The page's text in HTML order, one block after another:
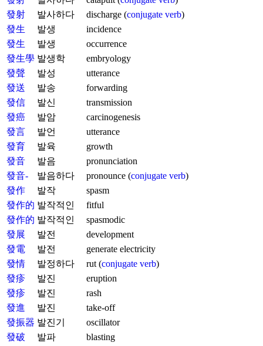
發射
발사하다 discharge (conjugate verb)
發生
발생
incidence
發生
발생
occurrence
發生學 발생학
embryology
發聲
발성
utterance
發送
발송
forwarding
發信
발신
transmission
發癌
발암
carcinogenesis
發言
발언
utterance
發育
발육
growth
發音
발음
pronunciation
發音-
발음하다 pronounce (conjugate verb)
發作
발작
spasm
發作的 발작적인
fitful
發作的 발작적인
spasmodic
發展
발전
development
發電
발전
generate electricity
發情
발정하다 rut (conjugate verb)
發疹
발진
eruption
發疹
발진
rash
發進
발진
take-off
發振器 발진기
oscillator
發破
발파
blasting